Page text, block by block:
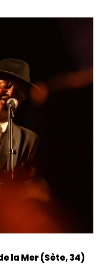
la Mer (Sète, 34)